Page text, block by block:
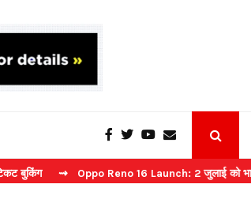
⇝ Oppo Reno 16 Launch: 2 जुलाई को भारत में